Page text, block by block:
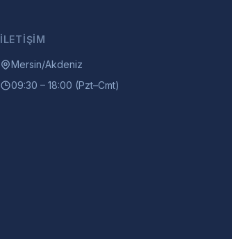
İLETIŞIM
Mersin/Akdeniz
09:30 – 18:00 (Pzt–Cmt)